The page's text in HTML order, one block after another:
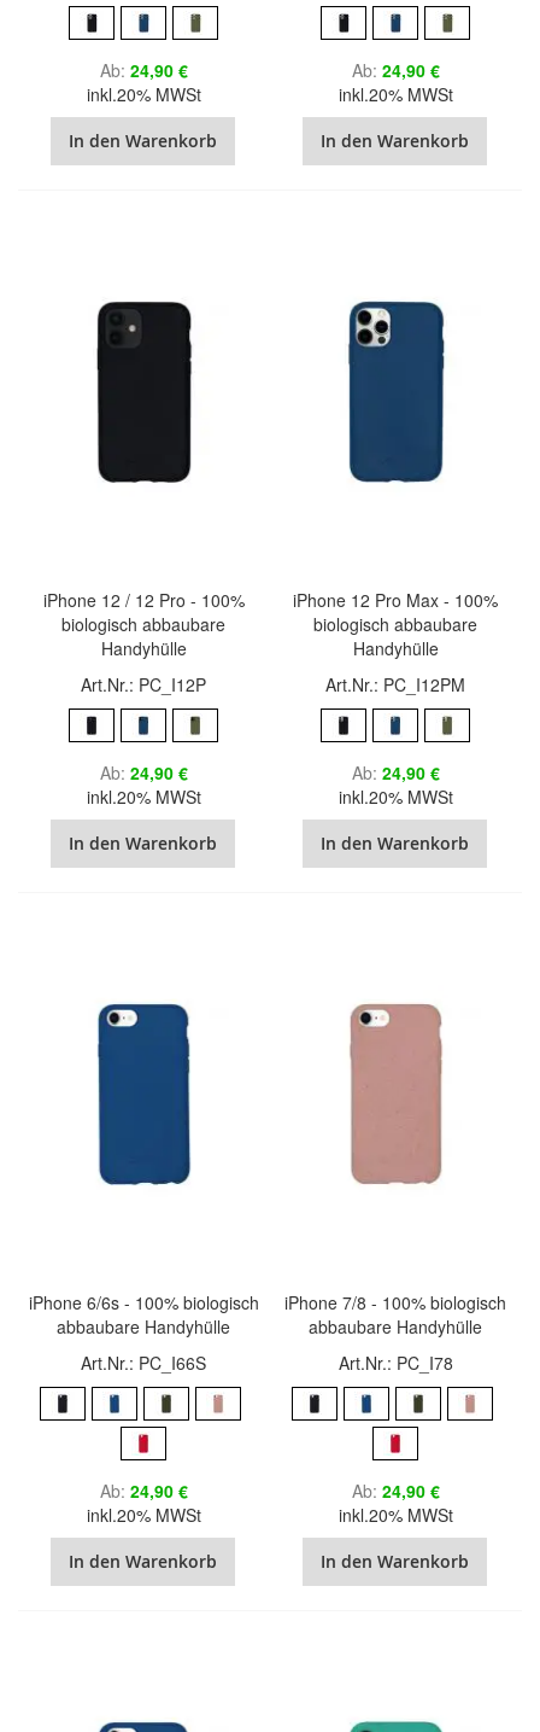
Ab 24,90 €
inkl.20% MWSt
In den Warenkorb
Ab 24,90 €
inkl.20% MWSt
In den Warenkorb
iPhone 12 / 12 Pro - 100%
biologisch abbaubare
Handyhülle
Art.Nr.: PC_I12P
Ab 24,90 €
inkl.20% MWSt
In den Warenkorb
iPhone 12 Pro Max - 100%
biologisch abbaubare
Handyhülle
Art.Nr.: PC_I12PM
Ab 24,90 €
inkl.20% MWSt
In den Warenkorb
iPhone 6/6s - 100% biologisch
abbaubare Handyhülle
Art.Nr.: PC_I66S
Ab 24,90 €
inkl.20% MWSt
In den Warenkorb
iPhone 7/8 - 100% biologisch
abbaubare Handyhülle
Art.Nr.: PC_I78
Ab 24,90 €
inkl.20% MWSt
In den Warenkorb